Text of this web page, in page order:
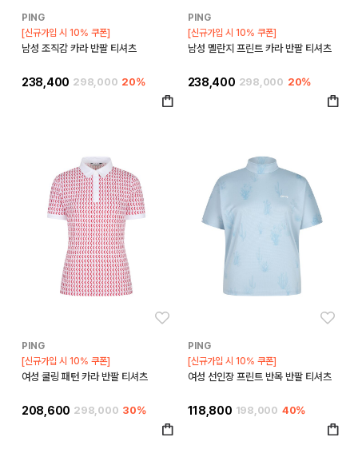
PING
[신규가입 시 10% 쿠폰]
남성 조직감 카라 반팔 티셔츠
238,400 298,000 20%
PING
[신규가입 시 10% 쿠폰]
남성 멜란지 프린트 카라 반팔 티셔츠
238,400 298,000 20%
PING
[신규가입 시 10% 쿠폰]
여성 쿨링 패턴 카라 반팔 티셔츠
208,600 298,000 30%
PING
[신규가입 시 10% 쿠폰]
여성 선인장 프린트 반목 반팔 티셔츠
118,800 198,000 40%